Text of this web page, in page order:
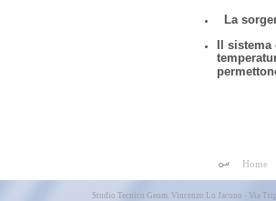
La
Il sistema
Home
Studio Tecnico Geom. Vincenzo Lo Jacono - Via